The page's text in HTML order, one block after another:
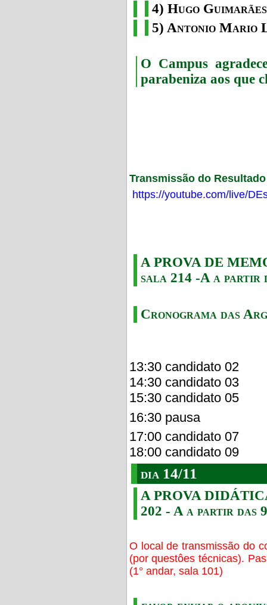
4) Hugo
5) Antonio Mario
O Campus
parabeniza aos que
Transmissão do
https://youtube.com/live/
A PROVA DE
sala 214 -A a partir
Cronograma das
13:30 candidato 02
14:30 candidato 03
15:30 candidato 05
16:30 pausa
17:00 candidato 07
18:00 candidato 09
dia 14/11
A PROVA
202 - A a partir das
O local de transmissão do
(por questôes técnicas).
(1° andar, sala 101)